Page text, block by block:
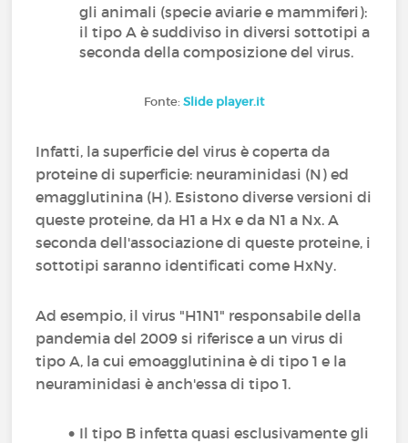
gli animali (specie aviarie e mammiferi):
il tipo A è suddiviso in diversi sottotipi a
seconda della composizione del virus.
Fonte: Slide player.it
Infatti, la superficie del virus è coperta da
proteine di superficie: neuraminidasi (N) ed
emagglutinina (H). Esistono diverse versioni di
queste proteine, da H1 a Hx e da N1 a Nx. A
seconda dell'associazione di queste proteine, i
sottotipi saranno identificati come HxNy.
Ad esempio, il virus "H1N1" responsabile della
pandemia del 2009 si riferisce a un virus di
tipo A, la cui emoagglutinina è di tipo 1 e la
neuraminidasi è anch'essa di tipo 1.
Il tipo B infetta quasi esclusivamente gli